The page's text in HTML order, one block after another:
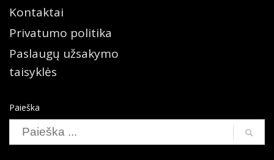
Kontaktai
Privatumo politika
Paslaugų užsakymo
taisyklės
Paieška